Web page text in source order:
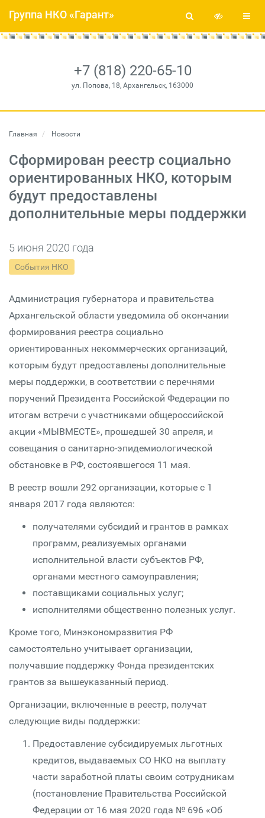
+7 (818) 220-65-10
ул. Попова, 18, Архангельск, 163000
Группа НКО «Гарант»
Главная Новости
Сформирован реестр социально
ориентированных НКО, которым
будут предоставлены
дополнительные меры поддержки
5 июня 2020 года
События НКО
Администрация губернатора и правительства
Архангельской области уведомила об окончании
формирования реестра социально
ориентированных некоммерческих организаций,
которым будут предоставлены дополнительные
меры поддержки, в соответствии с перечнями
поручений Президента Российской Федерации по
итогам встречи с участниками общероссийской
акции «МЫВМЕСТЕ», прошедшей 30 апреля, и
совещания о санитарно-эпидемиологической
обстановке в РФ, состоявшегося 11 мая.
В реестр вошли 292 организации, которые с 1
января 2017 года являются:
получателями субсидий и грантов в рамках
программ, реализуемых органами
исполнительной власти субъектов РФ,
органами местного самоуправления;
поставщиками социальных услуг;
исполнителями общественно полезных услуг.
Кроме того, Минэкономразвития РФ
самостоятельно учитывает организации,
получавшие поддержку Фонда президентских
грантов за вышеуказанный период.
Организации, включенные в реестр, получат
следующие виды поддержки:
Предоставление субсидируемых льготных
кредитов, выдаваемых СО НКО на выплату
части заработной платы своим сотрудникам
(постановление Правительства Российской
Федерации от 16 мая 2020 года № 696 «Об